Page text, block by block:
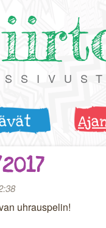
uhrauspelin!